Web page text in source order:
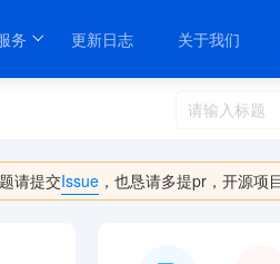
务 更新日志 关于我们
请提交Issue ，也恳请多提pr，开源项